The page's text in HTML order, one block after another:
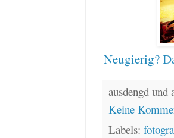
Neugierig?
ausdengd
Keine
Labels: